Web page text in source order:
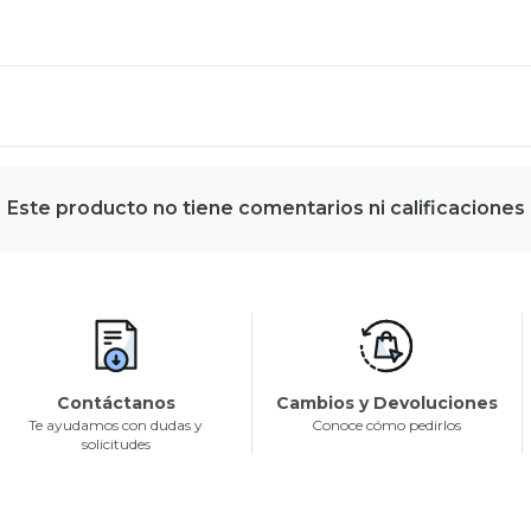
Este producto no tiene comentarios ni calificaciones
Contáctanos
Te ayudamos con dudas y
solicitudes
Cambios y Devoluciones
Conoce cómo pedirlos